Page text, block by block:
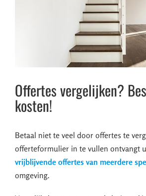
Offertes vergelijken?
kosten!
Betaal niet te veel door offertes te
offerteformulier in te vullen ontvangt u
vrijblijvende offertes van meerdere
omgeving.